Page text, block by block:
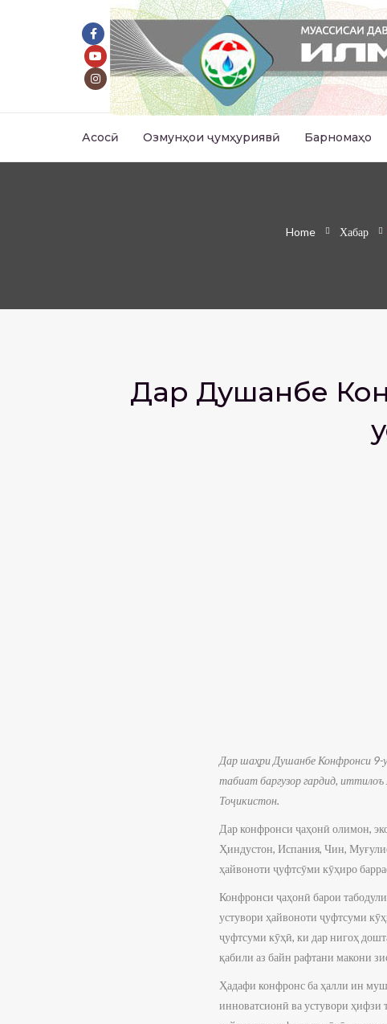
Асосӣ Озмунҳои ҷумҳуриявӣ Барномаҳо
Home Хабар
Дар Душанбе
Дар шаҳри Душанбе Конфронси 9-
табиат баргузор гардид,
Тоҷикистон.
Дар конфронси ҷаҳонӣ олимон,
Ҳиндустон, Испания, Чин,
ҳайвоноти ҷуфтсӯми кӯҳиро
Конфронси ҷаҳонӣ барои
устувори ҳайвоноти ҷуфтсуми
ҷуфтсуми кӯҳӣ, ки дар нигоҳ
қабили аз байн рафтани макони
Ҳадафи конфронс ба ҳалли ин
инноватсионӣ ва устувори ҳифзи